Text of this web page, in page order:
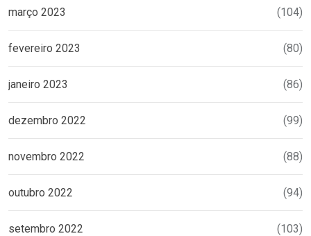
março 2023 (104)
fevereiro 2023 (80)
janeiro 2023 (86)
dezembro 2022 (99)
novembro 2022 (88)
outubro 2022 (94)
setembro 2022 (103)